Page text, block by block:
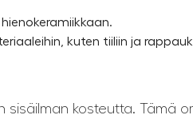
kuten tiiliin ja
kosteutta. Tämä